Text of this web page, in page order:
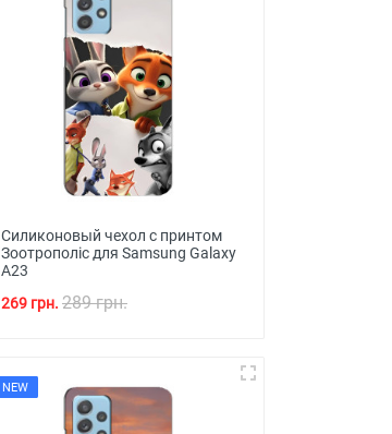
Силиконовый чехол с принтом
Зоотрополіс для Samsung Galaxy
A23
269 грн. 289 грн.
NEW